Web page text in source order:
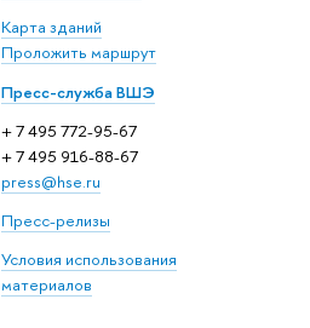
Карта зданий
Проложить маршрут
Пресс-служба ВШЭ
+ 7 495 772-95-67
+ 7 495 916-88-67
press@hse.ru
Пресс-релизы
Условия использования
материалов